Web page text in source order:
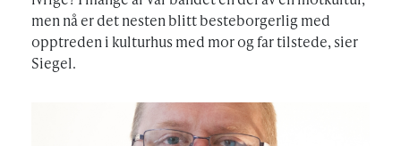
men nå er det nesten blitt besteborgerlig med
opptreden i kulturhus med mor og far tilstede, sier
Siegel.